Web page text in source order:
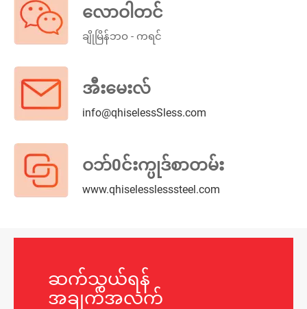
လောဝါတင်
ချိုမြိန်ဘဝ - ကရင်
အီးမေးလ်
info@qhiselessSless.com
ဝဘ်0င်းက္ပုဒ်စာတမ်း
www.qhiselesslesssteel.com
ဆက်သွယ်ရန်
အချက်အလက်